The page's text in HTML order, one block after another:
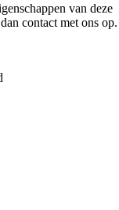
van deze
contact met ons op.